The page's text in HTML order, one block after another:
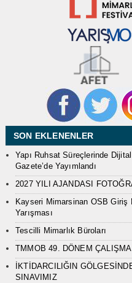
SON EKLENENLER
Yapı Ruhsat Süreçlerinde
Gazete’de Yayımlandı
2027 YILI AJANDASI
Kayseri Mimarsinan OSB Giriş
Yarışması
Tescilli Mimarlık Büroları
TMMOB 49. DÖNEM
İKTİDARCILIĞIN
SINAVIMIZ